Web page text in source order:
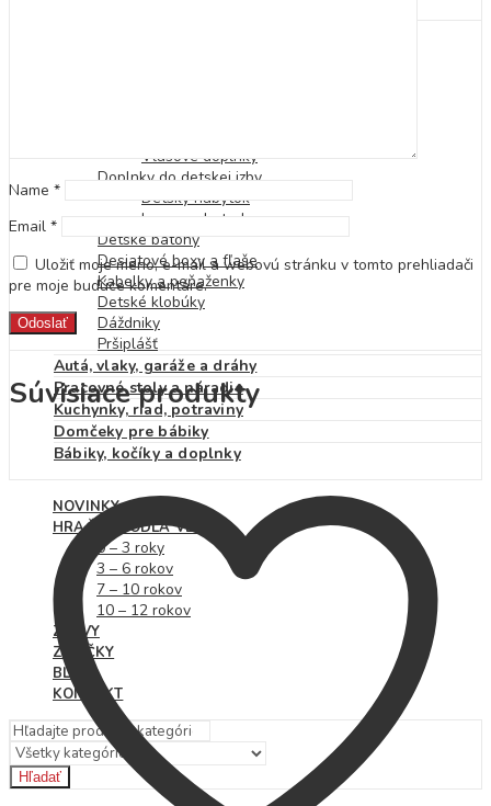
Vlasové doplnky
Doplnky do detskej izby
Detský nábytok
Lampy a baterky
Detské batohy
Desiatové boxy a fľaše
Kabelky a peňaženky
Detské klobúky
Dáždniky
Pršiplášť
Autá, vlaky, garáže a dráhy
Pracovné stoly a náradie
Kuchynky, riad, potraviny
Domčeky pre bábiky
Bábiky, kočíky a doplnky
NOVINKY
HRAČKY PODĽA VEKU
0 – 3 roky
3 – 6 rokov
7 – 10 rokov
10 – 12 rokov
ZĽAVY
ZNAČKY
BLOG
KONTAKT
Hľadať
Name *
Email *
Uložiť moje meno, e-mail a webovú stránku v tomto prehliadači
pre moje budúce komentáre.
Súvisiace produkty